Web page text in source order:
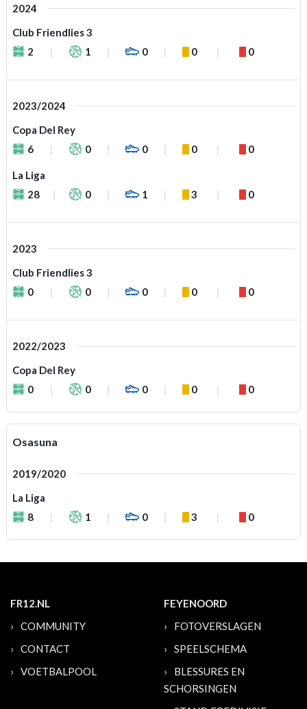
2024
Club Friendlies 3
2
1 0 0 0
2023/2024
Copa Del Rey
6
0 0 0 0
La Liga
28
0 1 3 0
2023
Club Friendlies 3
0
0 0 0 0
2022/2023
Copa Del Rey
0
0 0 0 0
Osasuna
2019/2020
La Liga
8
1 0 3 0
FR12.NL
COMMUNITY
CONTACT
VOETBALPOOL
FEYENOORD
FOTOVERSLAGEN
SPEELSCHEMA
BLESSURES EN
SCHORSINGEN